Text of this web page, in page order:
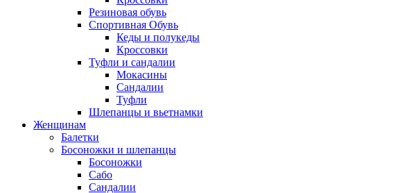
Резиновая обувь
Спортивная Обувь
Кеды и полукеды
Кроссовки
Туфли и сандалии
Мокасины
Сандалии
Туфли
Шлепанцы и вьетнамки
Женщинам
Балетки
Босоножки и шлепанцы
Босоножки
Сабо
Сандалии